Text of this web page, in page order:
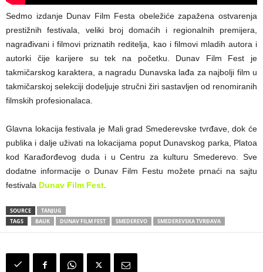
Sedmo izdanje Dunav Film Festa obeležiće zapažena ostvarenja
prestižnih festivala, veliki broj domaćih i regionalnih premijera,
nagrađivani i filmovi priznatih reditelja, kao i filmovi mladih autora i
autorki čije karijere su tek na početku. Dunav Film Fest je
takmičarskog karaktera, a nagradu Dunavska lađa za najbolji film u
takmičarskoj selekciji dodeljuje stručni žiri sastavljen od renomiranih
filmskih profesionalaca.
Glavna lokacija festivala je Mali grad Smederevske tvrđave, dok će
publika i dalje uživati na lokacijama poput Dunavskog parka, Platoa
kod Кarađorđevog duda i u Centru za kulturu Smederevo. Sve
dodatne informacije o Dunav Film Festu možete prnaći na sajtu
festivala Dunav Film Fest
SOURCE
TANJUG
TAGS
BAUK DUNAV FILM FEST SMEDEREVO SMEDEREVSKA TVRĐAVA